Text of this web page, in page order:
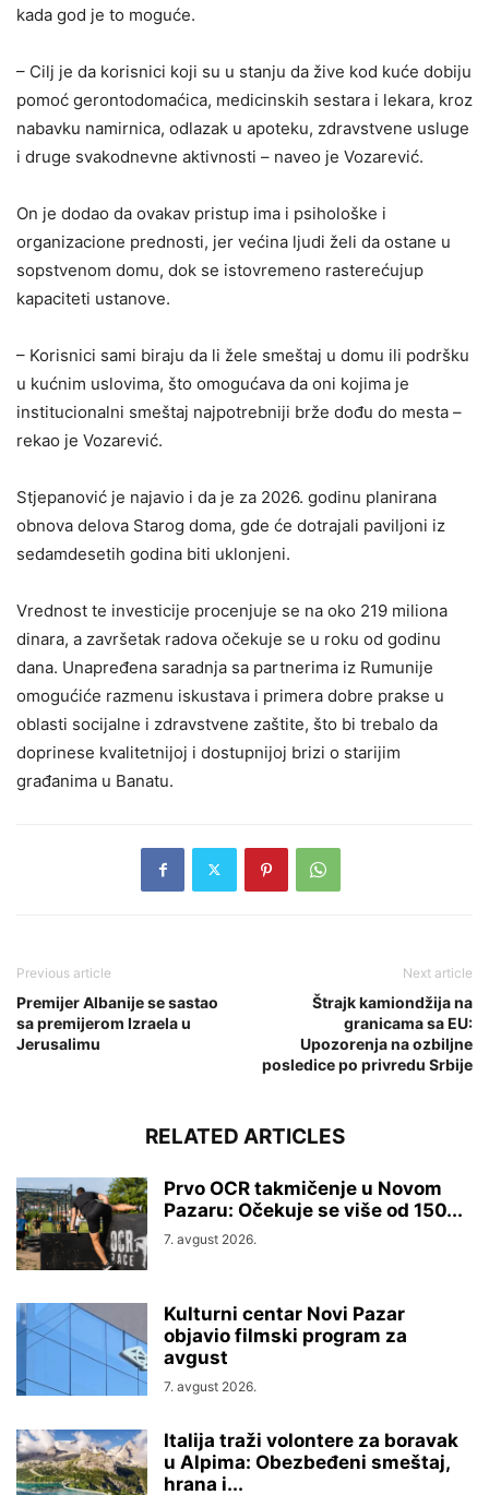
kada god je to moguće.
– Cilj je da korisnici koji su u stanju da žive kod kuće dobiju
pomoć gerontodomaćica, medicinskih sestara i lekara, kroz
nabavku namirnica, odlazak u apoteku, zdravstvene usluge
i druge svakodnevne aktivnosti – naveo je Vozarević.
On je dodao da ovakav pristup ima i psihološke i
organizacione prednosti, jer većina ljudi želi da ostane u
sopstvenom domu, dok se istovremeno rasterećujup
kapaciteti ustanove.
– Korisnici sami biraju da li žele smeštaj u domu ili podršku
u kućnim uslovima, što omogućava da oni kojima je
institucionalni smeštaj najpotrebniji brže dođu do mesta –
rekao je Vozarević.
Stjepanović je najavio i da je za 2026. godinu planirana
obnova delova Starog doma, gde će dotrajali paviljoni iz
sedamdesetih godina biti uklonjeni.
Vrednost te investicije procenjuje se na oko 219 miliona
dinara, a završetak radova očekuje se u roku od godinu
dana. Unapređena saradnja sa partnerima iz Rumunije
omogućiće razmenu iskustava i primera dobre prakse u
oblasti socijalne i zdravstvene zaštite, što bi trebalo da
doprinese kvalitetnijoj i dostupnijoj brizi o starijim
građanima u Banatu.
Previous article
Premijer Albanije se sastao
sa premijerom Izraela u
Jerusalimu
Next article
Štrajk kamiondžija na
granicama sa EU:
Upozorenja na ozbiljne
posledice po privredu Srbije
RELATED ARTICLES
Prvo OCR takmičenje u Novom
Pazaru: Očekuje se više od 150...
7. avgust 2026.
Kulturni centar Novi Pazar
objavio filmski program za
avgust
7. avgust 2026.
Italija traži volontere za boravak
u Alpima: Obezbeđeni smeštaj,
hrana i...